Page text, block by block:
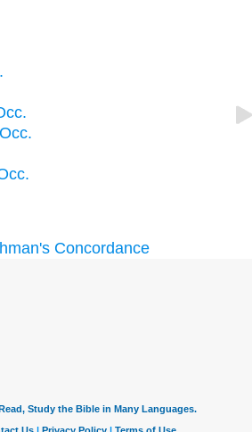
Concordance